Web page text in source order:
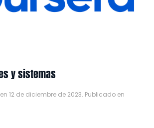
y sistemas
en 12 de diciembre de 2023. Publicado en